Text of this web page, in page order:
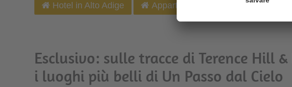
Hotel in Alto Adige Appartamenti in Alto Adige
Esclusivo: sulle tracce di Terence Hill
i luoghi più belli di Un Passo dal Cielo